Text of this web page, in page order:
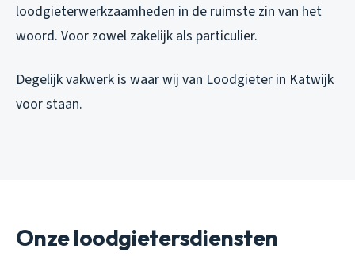
loodgieterwerkzaamheden in de ruimste zin van het
woord. Voor zowel zakelijk als particulier.
Degelijk vakwerk is waar wij van Loodgieter in Katwijk
voor staan.
Onze loodgietersdiensten